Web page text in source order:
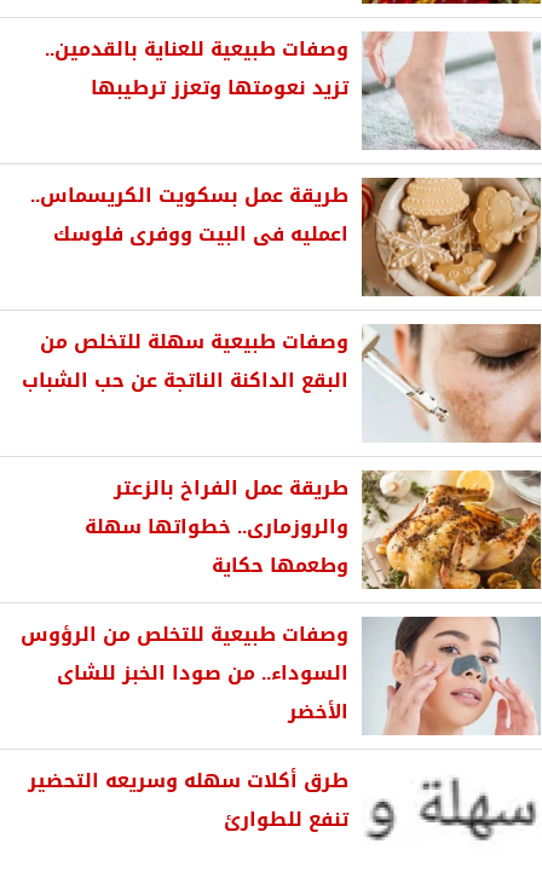
وصفات طبيعية للعناية بالقدمين..
تزيد نعومتها وتعزز ترطيبها
طريقة عمل بسكويت الكريسماس..
اعمليه فى البيت ووفرى فلوسك
وصفات طبيعية سهلة للتخلص من
البقع الداكنة الناتجة عن حب الشباب
طريقة عمل الفراخ بالزعتر
والروزمارى.. خطواتها سهلة
وطعمها حكاية
وصفات طبيعية للتخلص من الرؤوس
السوداء.. من صودا الخبز للشاى
الأخضر
طرق أكلات سهله وسريعه التحضير
تنفع للطوارئ